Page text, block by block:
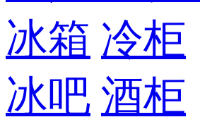
冰箱 冷柜
冰吧 酒柜